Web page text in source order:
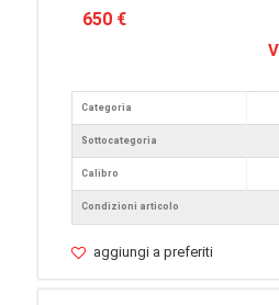
650 €
Categoria
Sottocategoria
Calibro
Condizioni articolo
aggiungi a preferiti